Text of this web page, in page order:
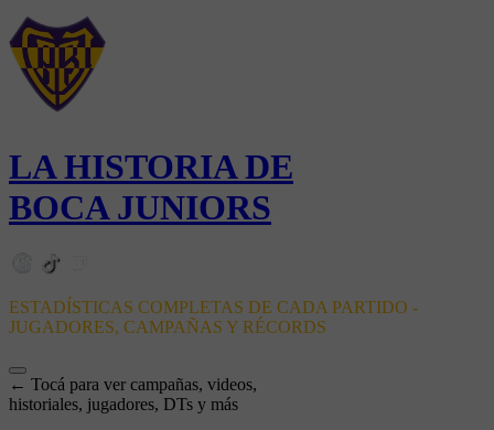
LA HISTORIA DE
BOCA JUNIORS
ESTADÍSTICAS COMPLETAS DE CADA PARTIDO -
JUGADORES, CAMPAÑAS Y RÉCORDS
← Tocá para ver campañas, videos,
historiales, jugadores, DTs y más